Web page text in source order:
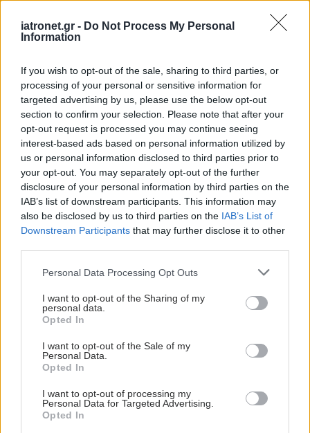
iatronet.gr - Do Not Process My Personal
Information
If you wish to opt-out of the sale, sharing to third parties, or
processing of your personal or sensitive information for
targeted advertising by us, please use the below opt-out
section to confirm your selection. Please note that after your
opt-out request is processed you may continue seeing
interest-based ads based on personal information utilized by
us or personal information disclosed to third parties prior to
your opt-out. You may separately opt-out of the further
disclosure of your personal information by third parties on the
IAB’s list of downstream participants. This information may
also be disclosed by us to third parties on the IAB’s List of
Downstream Participants that may further disclose it to other
Please note that this website/app uses one or more Google
not limited to your visit or usage behaviour. You may click to
grant or deny consent to Google and its third-party tags to
use your data for below specified purposes in below Google
consent section.
Personal Data Processing Opt Outs
I want to opt-out of the Sharing of my
personal data.
Opted In
I want to opt-out of the Sale of my
Personal Data.
Opted In
I want to opt-out of processing my
Personal Data for Targeted Advertising.
Opted In
βοήθειά του μπορούν να αντιμετωπιστούν βλάβες
χρειαστεί να πραγματοποιηθεί ολική
αντικατάσταση της άρθρωσης όπως επίσης και
βλάβες στην άρθρωση του ισχίου.
«Στην Ορθοπαιδική Κλινική του Metropolitan
Hospital στο Φάληρο αντιμετωπίζουμε όλες τις
χρόνιες εκφυλιστικές παθήσεις των αρθρώσεων
με τελευταίας γενιάς αρθροπλαστικών. Το
ανθρώπινο δυναμικό της Κλινικής μας διαθέτει
εξειδικευμένη εμπειρία στην εφαρμογή όλων των
σύγχρονων τεχνικών, ώστε να εξασφαλίζεται η
ορθότερη επιλογή της θεραπευτικής μεθόδου για
ο κ. Τσώλος.
Προσθέστε το iatronet.gr στο Discover
Ειδήσεις υγείας σήμερα